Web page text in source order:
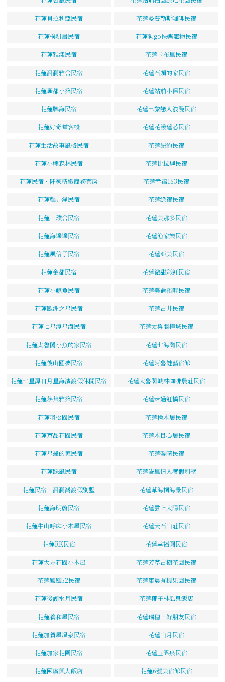
花蓮貝拉利亞民宿 花蓮曼普勒斯咖啡民宿
花蓮樸耕居民宿 花蓮狗go快樂寵物民宿
花蓮雅漾民宿 花蓮卡布里民宿
花蓮洄瀾雅舍民宿 花蓮石頭的家民宿
花蓮麗都小築民宿 花蓮站前小保民宿
花蓮聽海民宿 花蓮巴黎戀人浪漫民宿
花蓮好奇堂客棧 花蓮花漾蓮芯民宿
花蓮生活故事風格民宿 花蓮紐約民宿
花蓮小熊森林民宿 花蓮比拉迦民宿
花蓮民宿．阡豪精緻商務套房 花蓮幸福163民宿
花蓮輕井澤民宿 花蓮綠宿民宿
花蓮‧璞舍民宿 花蓮美那多民宿
花蓮海邊邊民宿 花蓮漁家樂民宿
花蓮風信子民宿 花蓮亞美民宿
花蓮金都民宿 花蓮微甜彩虹民宿
花蓮小鯨魚民宿 花蓮美侖溪畔民宿
花蓮歐洲之星民宿 花蓮古井民宿
花蓮七星潭星海民宿 花蓮太魯閣樺城民宿
花蓮太魯閣小魚的家民宿 花蓮七海灣民宿
花蓮後山圓夢民宿 花蓮阿魯娃藝宿館
花蓮七星潭日月星海濱渡假休閒民宿 花蓮太魯閣峽林咖啡農莊民宿
花蓮莎集雅築民宿 花蓮走過虹橋民宿
花蓮羽松園民宿 花蓮檜木居民宿
花蓮京品花園民宿 花蓮木目心居民宿
花蓮星爺的家民宿 花蓮馨晴民宿
花蓮踩風民宿 花蓮峇里情人渡假別墅
花蓮民宿‧洄瀾灣渡假別墅 花蓮草海桐海景民宿
花蓮海明蔚民宿 花蓮雲上太陽民宿
花蓮牛山呼庭小木屋民宿 花蓮天石山莊民宿
花蓮RK民宿 花蓮幸福圓民宿
花蓮大方花園小木屋 花蓮芳草古樹花園民宿
花蓮鳳凰52民宿 花蓮康晨有機果園民宿
花蓮後湖水月民宿 花蓮椰子林溫泉飯店
花蓮養和屋民宿 花蓮瑞穗‧好朋友民宿
花蓮加賀屋溫泉民宿 花蓮山月民宿
花蓮加家花園民宿 花蓮玉溫泉民宿
花蓮國廣興大飯店 花蓮6號美宿館民宿